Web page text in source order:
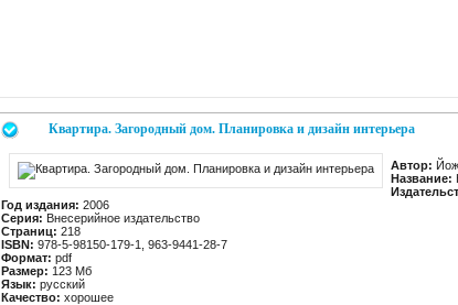
Квартира. Загородный дом. Планировка и дизайн интерьера
Автор:
Название:
Год издания: 2006
Серия: Внесерийное издательство
Страниц: 218
ISBN: 978-5-98150-179-1, 963-9441-28-7
Формат: pdf
Размер: 123 Мб
Язык: русский
Качество: хорошее